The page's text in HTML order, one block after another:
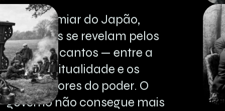
Nolimiar do Japão,
segredos se revelam pelos
quatro cantos — entre a
espiritualidade e os
bastidores do poder. O
governonão consegue mais